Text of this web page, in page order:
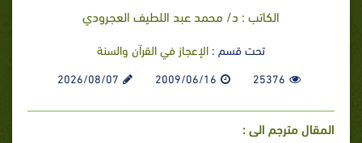
الكاتب : د/ محمد عبد اللطيف العجرودي
تحت قسم : الإعجاز في القرآن والسنة
25376
2009/06/16
2026/08/07
المقال مترجم الى :